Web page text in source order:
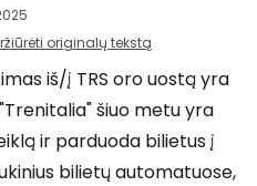
originalų tekstą
iš/į TRS oro uostą yra
šiuo metu yra
ir parduoda bilietus į
bilietų automatuose,